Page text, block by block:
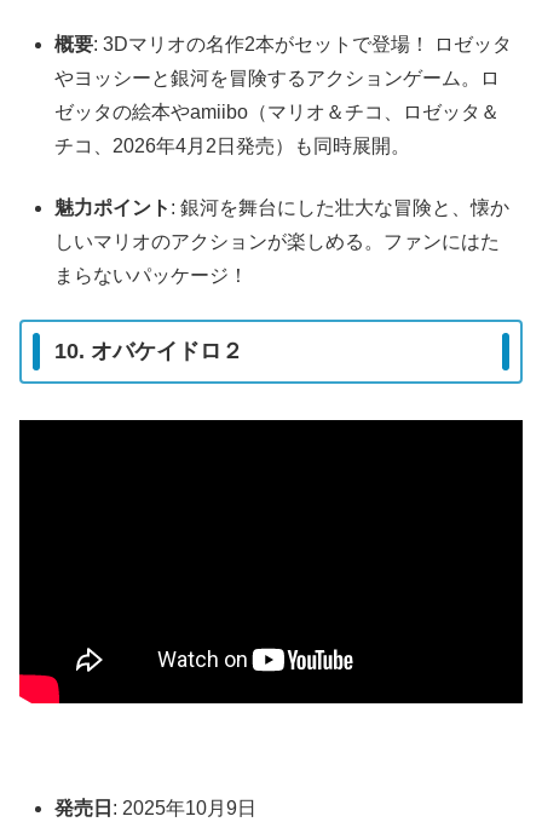
概要: 3Dマリオの名作2本がセットで登場！ ロゼッタ
やヨッシーと銀河を冒険するアクションゲーム。ロ
ゼッタの絵本やamiibo（マリオ＆チコ、ロゼッタ＆
チコ、2026年4月2日発売）も同時展開。
魅力ポイント : 銀河を舞台にした壮大な冒険と、懐か
しいマリオのアクションが楽しめる。ファンにはた
まらないパッケージ！
10. オバケイドロ２
発売日 : 2025年10月9日